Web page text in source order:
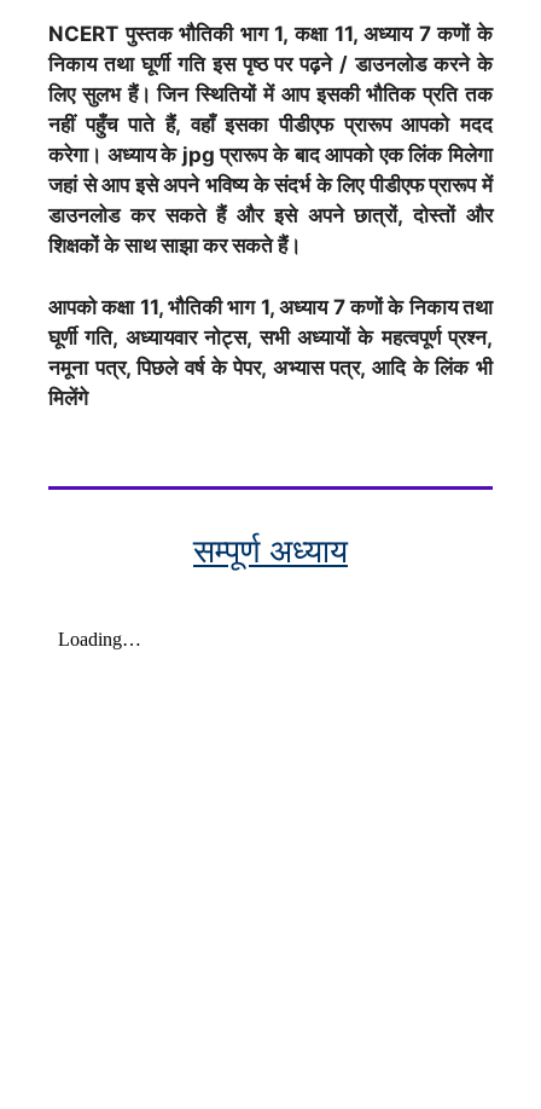
NCERT पुस्तक भौतिकी भाग 1, कक्षा 11, अध्याय 7 कणों के
निकाय तथा घूर्णी गति इस पृष्ठ पर पढ़ने / डाउनलोड करने के
लिए सुलभ हैं। जिन स्थितियों में आप इसकी भौतिक प्रति तक
नहीं पहुँच पाते हैं, वहाँ इसका पीडीएफ प्रारूप आपको मदद
करेगा। अध्याय के jpg प्रारूप के बाद आपको एक लिंक मिलेगा
जहां से आप इसे अपने भविष्य के संदर्भ के लिए पीडीएफ प्रारूप में
डाउनलोड कर सकते हैं और इसे अपने छात्रों, दोस्तों और
शिक्षकों के साथ साझा कर सकते हैं।
आपको कक्षा 11, भौतिकी भाग 1, अध्याय 7 कणों के निकाय तथा
घूर्णी गति, अध्यायवार नोट्स, सभी अध्यायों के महत्वपूर्ण प्रश्न,
नमूना पत्र, पिछले वर्ष के पेपर, अभ्यास पत्र, आदि के लिंक भी
मिलेंगे
सम्पूर्ण अध्याय